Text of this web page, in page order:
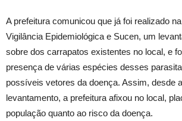
A prefeitura comunicou que já foi realizado
Vigilância Epidemiológica e Sucen, um
sobre dos carrapatos existentes no local, e
presença de várias espécies desses
possíveis vetores da doença. Assim, desde
levantamento, a prefeitura afixou no local,
população quanto ao risco da doença.